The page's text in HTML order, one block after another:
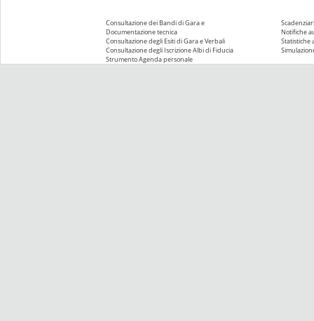
Consultazione dei Bandi di Gara e
Documentazione tecnica
Consultazione degli Esiti di Gara e Verbali
Consultazione degli Iscrizione Albi di Fiducia
Strumento Agenda personale
Notifiche
Statistiche